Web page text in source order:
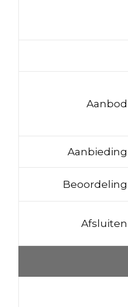
Aanbod
Aanbieding
Beoordeling
Afsluiten